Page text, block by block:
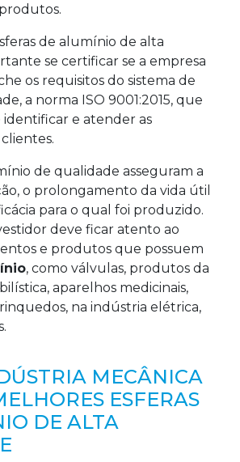
de alumínio de alta
se certificar se a empresa
os requisitos do sistema de
a norma ISO 9001:2015, que
e atender as
de qualidade asseguram a
o prolongamento da vida útil
para o qual foi produzido.
deve ficar atento ao
e produtos que possuem
, como válvulas, produtos da
aparelhos medicinais,
na indústria elétrica,
MECÂNICA
ESFERAS
DE ALTA